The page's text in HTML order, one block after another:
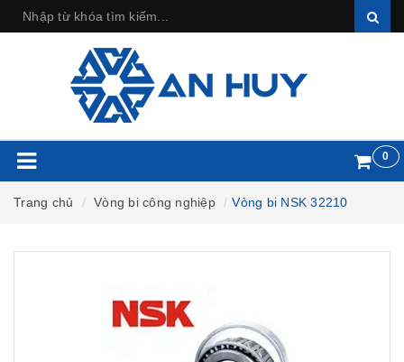
0
Trang chủ Vòng bi công nghiệp Vòng bi NSK 32210